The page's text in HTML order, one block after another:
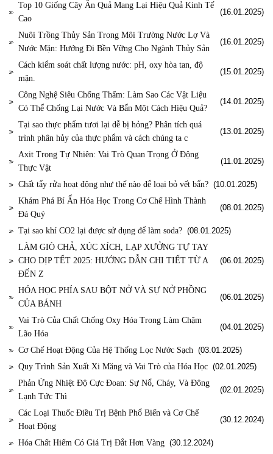
Top 10 Giống Cây Ăn Quả Mang Lại Hiệu Quả Kinh Tế
Cao
(16.01.2025)
Nuôi Trồng Thủy Sản Trong Môi Trường Nước Lợ Và
Nước Mặn: Hướng Đi Bền Vững Cho Ngành Thủy Sản
(16.01.2025)
Cách kiểm soát chất lượng nước: pH, oxy hòa tan, độ
mặn.
(15.01.2025)
Công Nghệ Siêu Chống Thấm: Làm Sao Các Vật Liệu
Có Thể Chống Lại Nước Và Bẩn Một Cách Hiệu Quả?
(14.01.2025)
Tại sao thực phẩm tươi lại dễ bị hỏng? Phân tích quá
trình phân hủy của thực phẩm và cách chúng ta c
(13.01.2025)
Axit Trong Tự Nhiên: Vai Trò Quan Trọng Ở Động
Thực Vật
(11.01.2025)
Chất tẩy rửa hoạt động như thế nào để loại bỏ vết bẩn? (10.01.2025)
Khám Phá Bí Ẩn Hóa Học Trong Cơ Chế Hình Thành
Đá Quý
(08.01.2025)
Tại sao khí CO2 lại được sử dụng để làm soda? (08.01.2025)
LÀM GIÒ CHẢ, XÚC XÍCH, LẠP XƯỞNG TỰ TAY
CHO DỊP TẾT 2025: HƯỚNG DẪN CHI TIẾT TỪ A
ĐẾN Z
(06.01.2025)
HÓA HỌC PHÍA SAU BỘT NỞ VÀ SỰ NỞ PHỒNG
CỦA BÁNH
(06.01.2025)
Vai Trò Của Chất Chống Oxy Hóa Trong Làm Chậm
Lão Hóa
(04.01.2025)
Cơ Chế Hoạt Động Của Hệ Thống Lọc Nước Sạch (03.01.2025)
Quy Trình Sản Xuất Xi Măng và Vai Trò của Hóa Học (02.01.2025)
Phản Ứng Nhiệt Độ Cực Đoan: Sự Nổ, Cháy, Và Đông
Lạnh Tức Thì
(02.01.2025)
Các Loại Thuốc Điều Trị Bệnh Phổ Biến và Cơ Chế
Hoạt Động
(30.12.2024)
Hóa Chất Hiếm Có Giá Trị Đắt Hơn Vàng (30.12.2024)